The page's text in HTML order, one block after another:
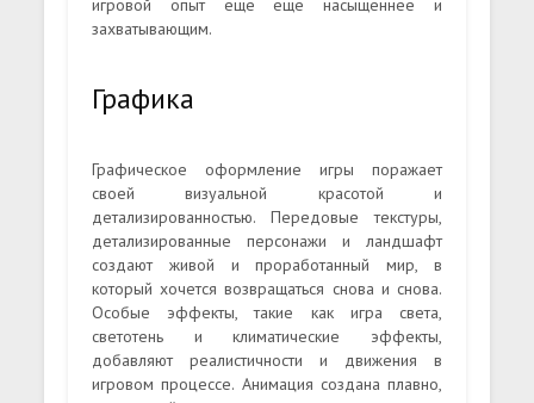
игровой опыт ещё еще насыщеннее и
захватывающим.
Графика
Графическое оформление игры поражает
своей визуальной красотой и
детализированностью. Передовые текстуры,
детализированные персонажи и ландшафт
создают живой и проработанный мир, в
который хочется возвращаться снова и снова.
Особые эффекты, такие как игра света,
светотень и климатические эффекты,
добавляют реалистичности и движения в
игровом процессе. Анимация создана плавно,